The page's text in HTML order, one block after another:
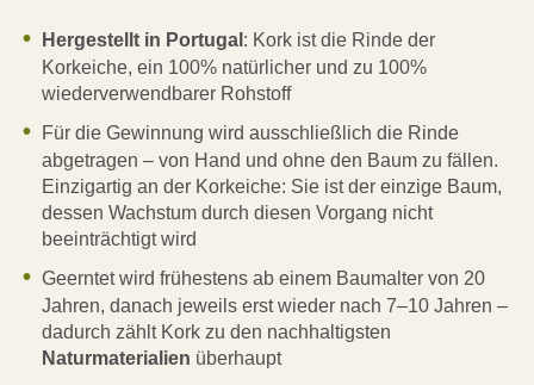
Hergestellt in Portugal : Kork ist die Rinde der
Korkeiche, ein 100% natürlicher und zu 100%
wiederverwendbarer Rohstoff
Für die Gewinnung wird ausschließlich die Rinde
abgetragen – von Hand und ohne den Baum zu fällen.
Einzigartig an der Korkeiche: Sie ist der einzige Baum,
dessen Wachstum durch diesen Vorgang nicht
beeinträchtigt wird
Geerntet wird frühestens ab einem Baumalter von 20
Jahren, danach jeweils erst wieder nach 7–10 Jahren –
dadurch zählt Kork zu den nachhaltigsten
Naturmaterialien überhaupt